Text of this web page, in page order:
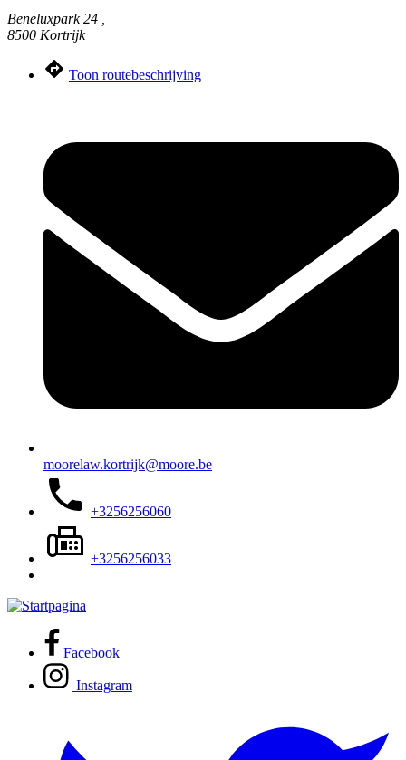
Beneluxpark 24 ,
8500 Kortrijk
Toon routebeschrijving
moorelaw.kortrijk@moore.be
+3256256060
+3256256033
Facebook
Instagram